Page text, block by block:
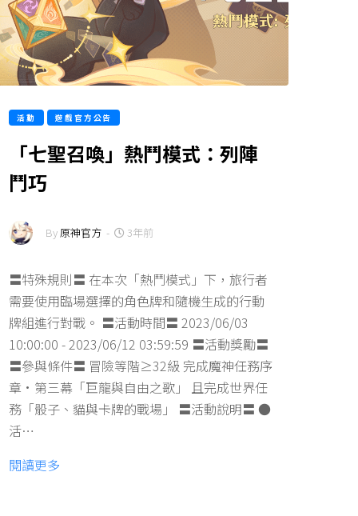
活動 遊戲官方公告
「七聖召喚」熱鬥模式：列陣
鬥巧
By原神官方 - 3年前
〓特殊規則〓 在本次「熱鬥模式」下，旅行者
需要使用臨場選擇的角色牌和隨機生成的行動
牌組進行對戰。 〓活動時間〓 2023/06/03
10:00:00 - 2023/06/12 03:59:59 〓活動獎勵〓
〓參與條件〓 冒險等階≥32級 完成魔神任務序
章·第三幕「巨龍與自由之歌」 且完成世界任
務「骰子、貓與卡牌的戰場」 〓活動說明〓 ●
活…
閱讀更多